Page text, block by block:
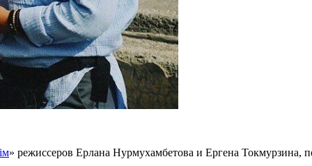
» режиссеров Ерлана Нурмухамбетова и Ергена Токмурзина,